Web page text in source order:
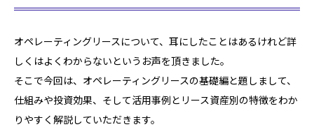
オペレーティングリースについて、耳にしたことはあるけれど詳
しくはよくわからないというお声を頂きました。
そこで今回は、オペレーティングリースの基礎編と題しまして、
仕組みや投資効果、そして活用事例とリース資産別の特徴をわか
りやすく解説していただきます。